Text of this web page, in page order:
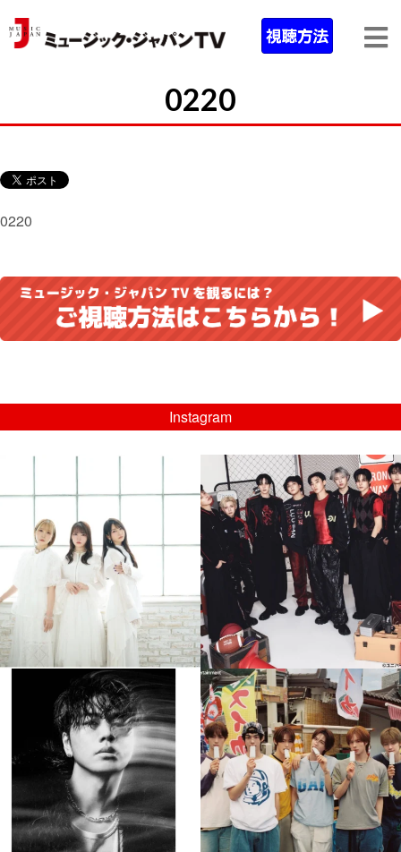
0220
0220
Instagram
...
8月 4
4 0
musicjapantv
💡08/05(水)23:00特番放送！
...
8月 4
4 0
musicjapantv
💡8月特番放送決定！
...
8月 4
397 0
musicjapantv
💡8月特番放送決定！
...
8月 4
6 0